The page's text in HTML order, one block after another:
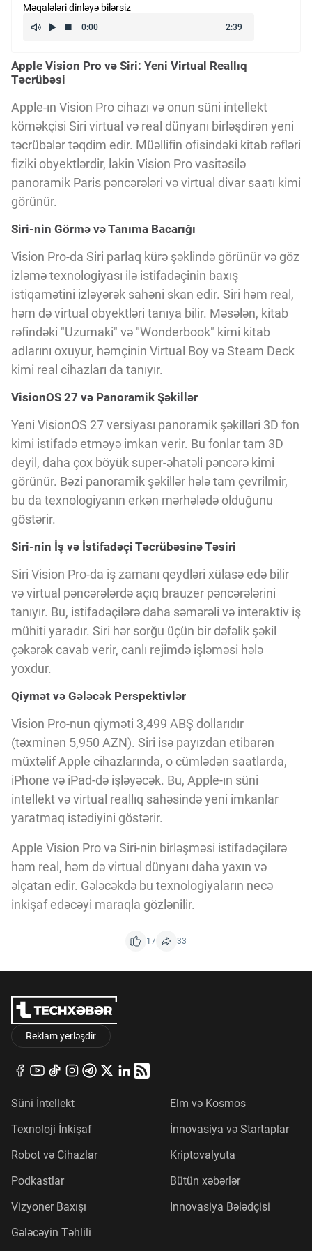
Kriptovalyuta
ÇƏRƏZLƏR SİYASƏTİ
İSTIFADƏ ŞƏRTLƏRİ
MƏXFİLİK SİYASƏTİ
Vizyoner Baxışı
Innovasiya Bələdçisi
Gələcəyin Təhlili
Podkastlar
Məqalələri dinləyə bilərsiz
Apple Vision Pro və Siri: Yeni Virtual Reallıq
Təcrübəsi
Apple-ın Vision Pro cihazı və onun süni intellekt
köməkçisi Siri virtual və real dünyanı birləşdirən yeni
təcrübələr təqdim edir. Müəllifin ofisindəki kitab rəfləri
fiziki obyektlərdir, lakin Vision Pro vasitəsilə
panoramik Paris pəncərələri və virtual divar saatı kimi
görünür.
Siri-nin Görmə və Tanıma Bacarığı
Vision Pro-da Siri parlaq kürə şəklində görünür və göz
izləmə texnologiyası ilə istifadəçinin baxış
istiqamətini izləyərək sahəni skan edir. Siri həm real,
həm də virtual obyektləri tanıya bilir. Məsələn, kitab
rəfindəki "Uzumaki" və "Wonderbook" kimi kitab
adlarını oxuyur, həmçinin Virtual Boy və Steam Deck
kimi real cihazları da tanıyır.
VisionOS 27 və Panoramik Şəkillər
Yeni VisionOS 27 versiyası panoramik şəkilləri 3D fon
kimi istifadə etməyə imkan verir. Bu fonlar tam 3D
deyil, daha çox böyük super-əhatəli pəncərə kimi
görünür. Bəzi panoramik şəkillər hələ tam çevrilmir,
bu da texnologiyanın erkən mərhələdə olduğunu
göstərir.
Siri-nin İş və İstifadəçi Təcrübəsinə Təsiri
Siri Vision Pro-da iş zamanı qeydləri xülasə edə bilir
və virtual pəncərələrdə açıq brauzer pəncərələrini
tanıyır. Bu, istifadəçilərə daha səmərəli və interaktiv iş
mühiti yaradır. Siri hər sorğu üçün bir dəfəlik şəkil
çəkərək cavab verir, canlı rejimdə işləməsi hələ
yoxdur.
Qiymət və Gələcək Perspektivlər
Vision Pro-nun qiyməti 3,499 ABŞ dollarıdır
(təxminən 5,950 AZN). Siri isə payızdan etibarən
müxtəlif Apple cihazlarında, o cümlədən saatlarda,
iPhone və iPad-də işləyəcək. Bu, Apple-ın süni
intellekt və virtual reallıq sahəsində yeni imkanlar
yaratmaq istədiyini göstərir.
Apple Vision Pro və Siri-nin birləşməsi istifadəçilərə
həm real, həm də virtual dünyanı daha yaxın və
əlçatan edir. Gələcəkdə bu texnologiyaların necə
inkişaf edəcəyi maraqla gözlənilir.
17 33
Reklam yerləşdir
Süni İntellekt
Elm və Kosmos
Texnoloji İnkişaf
İnnovasiya və Startaplar
Robot və Cihazlar
Kriptovalyuta
Podkastlar
Bütün xəbərlər
Vizyoner Baxışı
Innovasiya Bələdçisi
Gələcəyin Təhlili